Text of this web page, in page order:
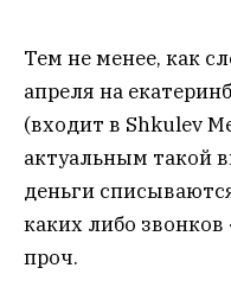
Тем не менее, как
апреля на
(входит в Shkulev
актуальным такой
деньги
каких либо
проч.